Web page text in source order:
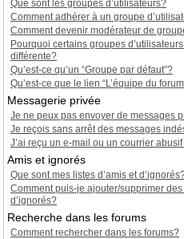
Que sont les groupes d’utilisateurs?
Comment adhérer à un groupe
Comment devenir modérateur de
Pourquoi certains groupes
différente?
Qu’est-ce qu’un “Groupe par défaut”?
Qu’est-ce que le lien “L’équipe du
Messagerie privée
Je ne peux pas envoyer de messages
Je reçois sans arrêt des messages
J’ai reçu un e-mail ou un courrier
Amis et ignorés
Que sont mes listes d’amis et
Comment puis-je ajouter/supprimer
d’ignorés?
Recherche dans les forums
Comment rechercher dans les forums?